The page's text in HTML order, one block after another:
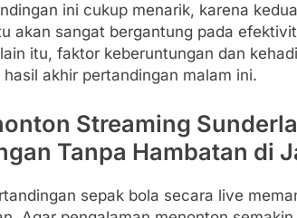
ini cukup menarik, karena
akan sangat bergantung pada
itu, faktor keberuntungan dan
akhir pertandingan malam ini.
Streaming
Tanpa Hambatan di
sepak bola secara live